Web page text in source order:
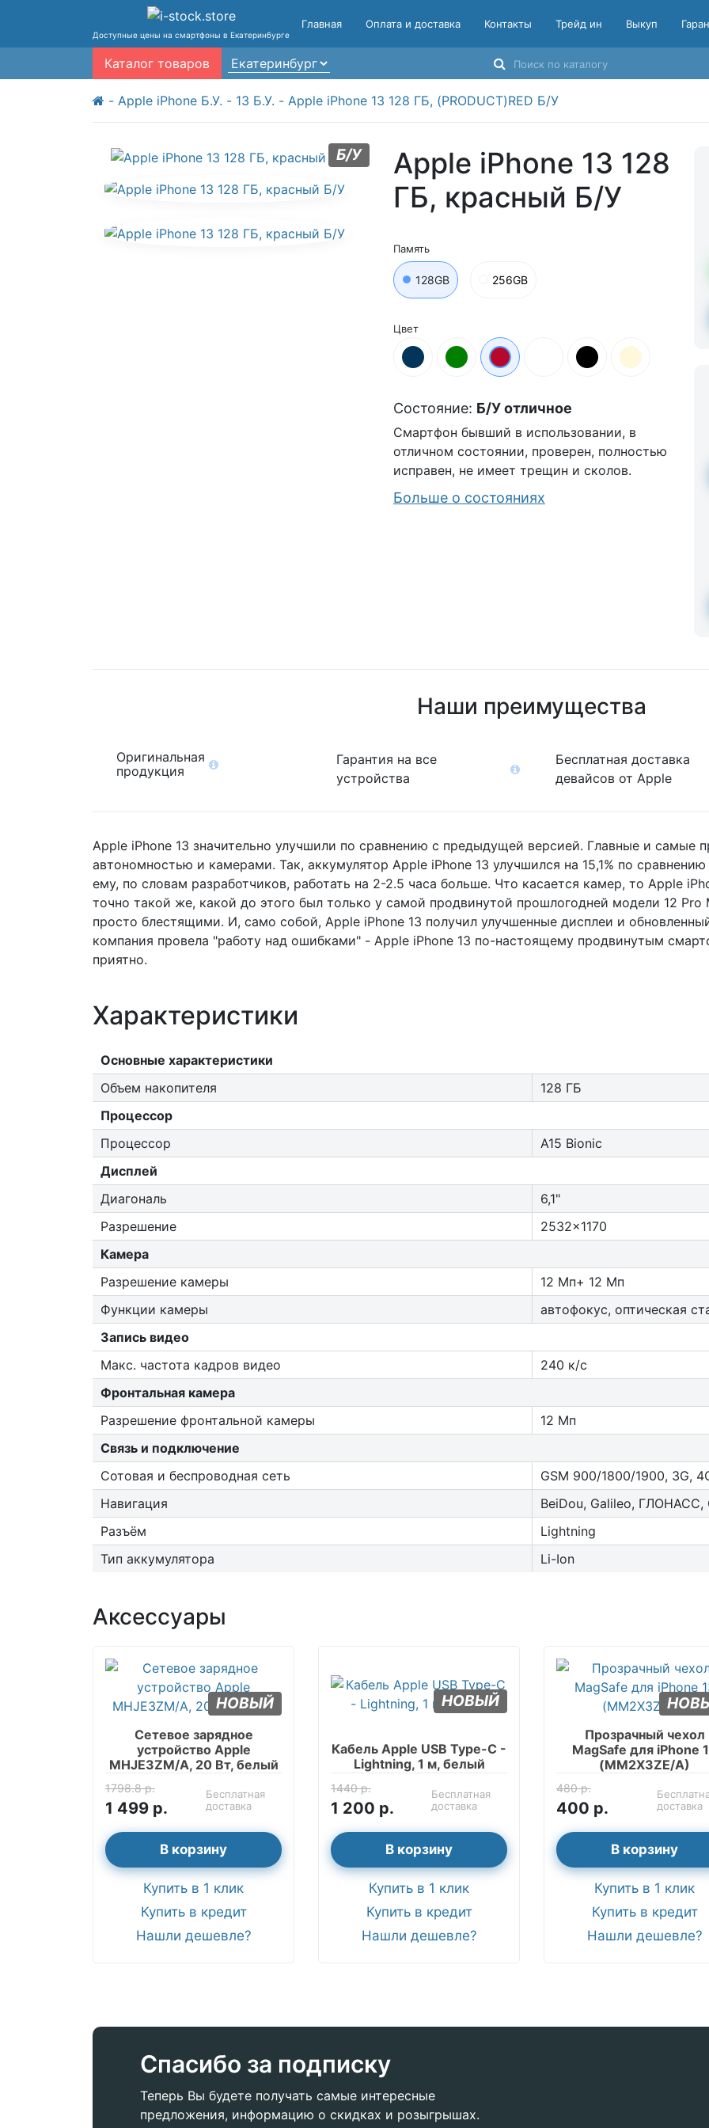
Доступные цены на смартфоны в Екатеринбурге
Главная Оплата и доставка Контакты Трейд ин Выкуп
Каталог товаров
Apple iPhone Б.У. 13 Б.У. Apple iPhone 13 128 ГБ, (PRODUCT)RED Б/У
Б/У
Apple iPhone 13 128
ГБ, красный Б/У
Память
128GB 256GB
Цвет
Состояние: Б/У отличное
Смартфон бывший в использовании, в
отличном состоянии, проверен, полностью
исправен, не имеет трещин и сколов.
Больше о состояниях
Наши преимущества
Оригинальная
продукция
Гарантия на все
устройства
Бесплатная доставка
девайсов от Apple
Apple iPhone 13 значительно улучшили по сравнению с предыдущей версией. Главные и самые
автономностью и камерами. Так, аккумулятор Apple iPhone 13 улучшился на 15,1% по
ему, по словам разработчиков, работать на 2-2.5 часа больше. Что касается камер, то Apple
точно такой же, какой до этого был только у самой продвинутой прошлогодней модели 12
просто блестящими. И, само собой, Apple iPhone 13 получил улучшенные дисплеи и
компания провела "работу над ошибками" - Apple iPhone 13 по-настоящему продвинутым
приятно.
Характеристики
Основные характеристики
Объем накопителя
128 ГБ
Процессор
Процессор
A15 Bionic
Дисплей
Диагональ
6,1"
Разрешение
2532x1170
Камера
Разрешение камеры
12 Мп+ 12 Мп
Функции камеры
автофокус, оптическая
Запись видео
Макс. частота кадров видео
240 к/с
Фронтальная камера
Разрешение фронтальной камеры
12 Мп
Связь и подключение
Сотовая и беспроводная сеть
GSM 900/1800/1900, 3G,
Навигация
BeiDou, Galileo, ГЛОНАСС,
Разъём
Lightning
Тип аккумулятора
Li-Ion
Аксессуары
НОВЫЙ
Сетевое зарядное
устройство Apple
MHJE3ZM/A, 20 Вт, белый
1798.8 р.
1 499 р.
Бесплатная
доставка
В корзину
Купить в 1 клик
Купить в кредит
Нашли дешевле?
НОВЫЙ
Кабель Apple USB Type-C -
Lightning, 1 м, белый
1440 р.
1 200 р.
Бесплатная
доставка
В корзину
Купить в 1 клик
Купить в кредит
Нашли дешевле?
Прозрачный чехол
MagSafe для iPhone
(MM2X3ZE/A)
480 р.
400 р.
доставка
В корзину
Купить в 1 клик
Купить в кредит
Нашли дешевле?
Спасибо за подписку
Теперь Вы будете получать самые интересные
предложения, информацию о скидках и розыгрышах.